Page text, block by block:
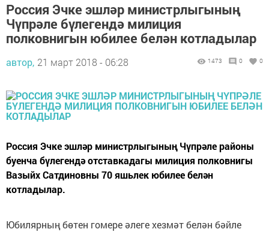
Россия Эчке эшләр министрлыгының
Чүпрәле бүлегендә милиция
полковнигын юбилее белән котладылар
автор, 21 март 2018 - 06:28 1473 0 0
Россия Эчке эшләр министрлыгының Чүпрәле районы
буенча бүлегендә отставкадагы милиция полковнигы
Вазыйх Сатдиновны 70 яшьлек юбилее белән
котладылар.
Юбилярның бөтен гомере әлеге хезмәт белән бәйле